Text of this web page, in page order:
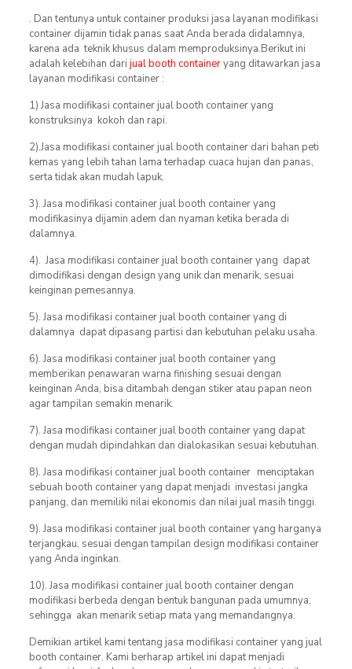
. Dan tentunya untuk container produksi jasa layanan modifikasi
container dijamin tidak panas saat Anda berada didalamnya,
karena ada teknik khusus dalam memproduksinya.Berikut ini
adalah kelebihan dari jual booth containeryang ditawarkan jasa
layanan modifikasi container :
1) Jasa modifikasi container jual booth container yang
konstruksinya kokoh dan rapi.
2).Jasa modifikasi container jual booth container dari bahan peti
kemas yang lebih tahan lama terhadap cuaca hujan dan panas,
serta tidak akan mudah lapuk.
3). Jasa modifikasi container jual booth container yang
modifikasinya dijamin adem dan nyaman ketika berada di
dalamnya.
4). Jasa modifikasi container jual booth container yang dapat
dimodifikasi dengan design yang unik dan menarik, sesuai
keinginan pemesannya.
5). Jasa modifikasi container jual booth container yang di
dalamnya dapat dipasang partisi dan kebutuhan pelaku usaha.
6). Jasa modifikasi container jual booth container yang
memberikan penawaran warna finishing sesuai dengan
keinginan Anda, bisa ditambah dengan stiker atau papan neon
agar tampilan semakin menarik.
7). Jasa modifikasi container jual booth container yang dapat
dengan mudah dipindahkan dan dialokasikan sesuai kebutuhan.
8). Jasa modifikasi container jual booth container menciptakan
sebuah booth container yang dapat menjadi investasi jangka
panjang, dan memiliki nilai ekonomis dan nilai jual masih tinggi.
9). Jasa modifikasi container jual booth container yang harganya
terjangkau, sesuai dengan tampilan design modifikasi container
yang Anda inginkan.
10). Jasa modifikasi container jual booth container dengan
modifikasi berbeda dengan bentuk bangunan pada umumnya,
sehingga akan menarik setiap mata yang memandangnya.
Demikian artikel kami tentang jasa modifikasi container yang jual
booth container. Kami berharap artikel ini dapat menjadi